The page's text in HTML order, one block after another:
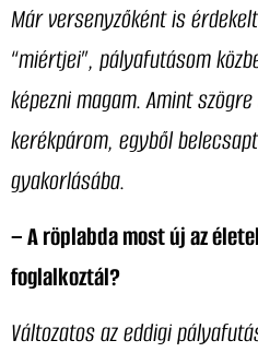
Már versenyzőként is
“miértjei”, pályafutásom
képezni magam. Amint
kerékpárom, egyből
gyakorlásába.
– A röplabda most új az
foglalkoztál?
Változatos az eddigi